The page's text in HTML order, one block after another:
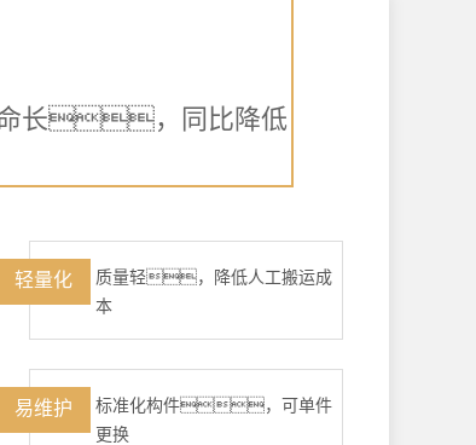
长，同比降低
轻量化
质量轻，降低人工搬运成
本
易维护
标准化构件，可单件
更换